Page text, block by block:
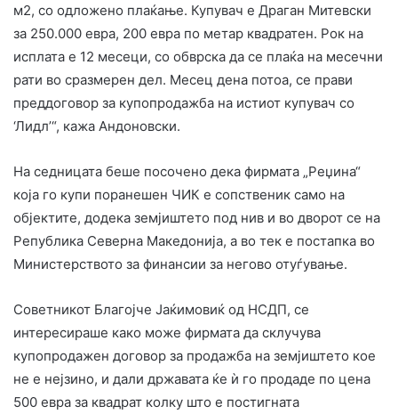
м2, со одложено плаќање. Купувач е Драган Митевски
за 250.000 евра, 200 евра по метар квадратен. Рок на
исплата е 12 месеци, со обврска да се плаќа на месечни
рати во сразмерен дел. Месец дена потоа, се прави
преддоговор за купопродажба на истиот купувач со
‘Лидл’“, кажа Андоновски.
На седницата беше посочено дека фирмата „Реџина“
која го купи поранешен ЧИК е сопственик само на
објектите, додека земјиштето под нив и во дворот се на
Република Северна Македонија, а во тек е постапка во
Министерството за финансии за негово отуѓување.
Советникот Благојче Јаќимовиќ од НСДП, се
интересираше како може фирмата да склучува
купопродажен договор за продажба на земјиштето кое
не е нејзино, и дали државата ќе ѝ го продаде по цена
500 евра за квадрат колку што е постигната